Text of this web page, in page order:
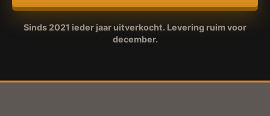
Sinds 2021 ieder jaar uitverkocht. Levering ruim voor
december.